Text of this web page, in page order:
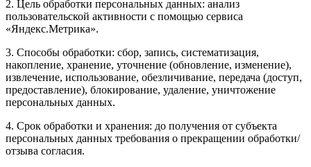
2. Цель обработки персональных данных: анализ
пользовательской активности с помощью сервиса
«Яндекс.Метрика».
3. Способы обработки: сбор, запись, систематизация,
накопление, хранение, уточнение (обновление, изменение),
извлечение, использование, обезличивание, передача (доступ,
предоставление), блокирование, удаление, уничтожение
персональных данных.
4. Срок обработки и хранения: до получения от субъекта
персональных данных требования о прекращении обработки/
отзыва согласия.